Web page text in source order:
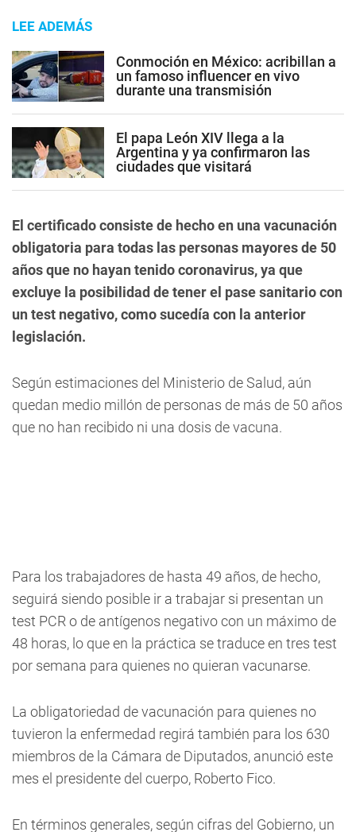
LEE ADEMÁS
Conmoción en México: acribillan a
un famoso influencer en vivo
durante una transmisión
El papa León XIV llega a la
Argentina y ya confirmaron las
ciudades que visitará
El certificado consiste de hecho en una vacunación
obligatoria para todas las personas mayores de 50
años que no hayan tenido coronavirus, ya que
excluye la posibilidad de tener el pase sanitario con
un test negativo, como sucedía con la anterior
legislación.
Según estimaciones del Ministerio de Salud, aún
quedan medio millón de personas de más de 50 años
que no han recibido ni una dosis de vacuna.
Para los trabajadores de hasta 49 años, de hecho,
seguirá siendo posible ir a trabajar si presentan un
test PCR o de antígenos negativo con un máximo de
48 horas, lo que en la práctica se traduce en tres test
por semana para quienes no quieran vacunarse.
La obligatoriedad de vacunación para quienes no
tuvieron la enfermedad regirá también para los 630
miembros de la Cámara de Diputados, anunció este
mes el presidente del cuerpo, Roberto Fico.
En términos generales, según cifras del Gobierno, un